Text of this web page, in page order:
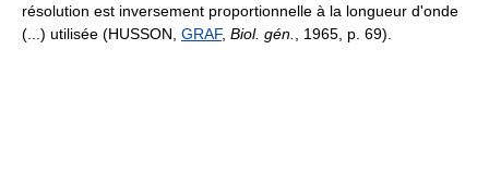
résolution est inversement proportionnelle à la longueur d'onde
(...) utilisée (HUSSON, GRAF, Biol. gén. , 1965, p. 69).